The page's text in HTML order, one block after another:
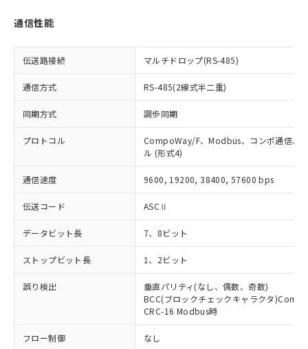
通信性能
伝送路接続 マルチドロップ(RS-485)
通信方式 RS-485(2線式半二重)
同期方式 調歩同期
プロトコル
CompoWay/F、Modbus、コンポ通信、
ル (形式4)
通信速度 9600, 19200, 38400, 57600 bps
伝送コード ASCⅡ
データビット長 7、8ビット
ストップビット長 1、2ビット
誤り検出
垂直パリティ(なし、偶数、奇数)
BCC(ブロックチェックキャラクタ
CRC-16 Modbus時
フロー制御 なし
荷製品に未対応品が混在することから備考
欄に対応日を記載しておりました。
していることから、特段のことがない限
り、2022年1月12日より割愛しておりま
す。